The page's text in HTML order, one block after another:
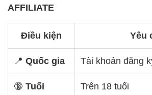
AFFILIATE
Điều kiện Yêu
📍Quốc gia Tài khoản đăng
🔞Tuổi Trên 18 tuổi